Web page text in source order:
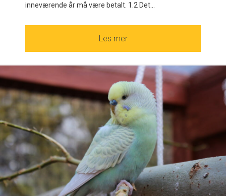
inneværende år må være betalt. 1.2 Det...
Les merabout Utstillingsreglar